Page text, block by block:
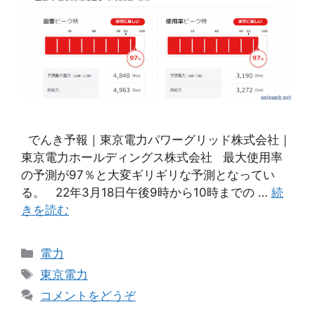
でんき予報｜東京電力パワーグリッド株式会社｜
東京電力ホールディングス株式会社 最大使用率
の予測が97％と大変ギリギリな予測となってい
る。 22年3月18日午後9時から10時までの … 続
きを読む
カ
テ
リ
電力
タ
グ
東京電力
コメントをどうぞ